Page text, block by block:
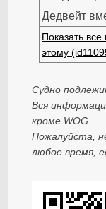
Дедвейт
Показать
этому
Судно
Вся
кроме WOG.
Пожалуйста,
любое время,